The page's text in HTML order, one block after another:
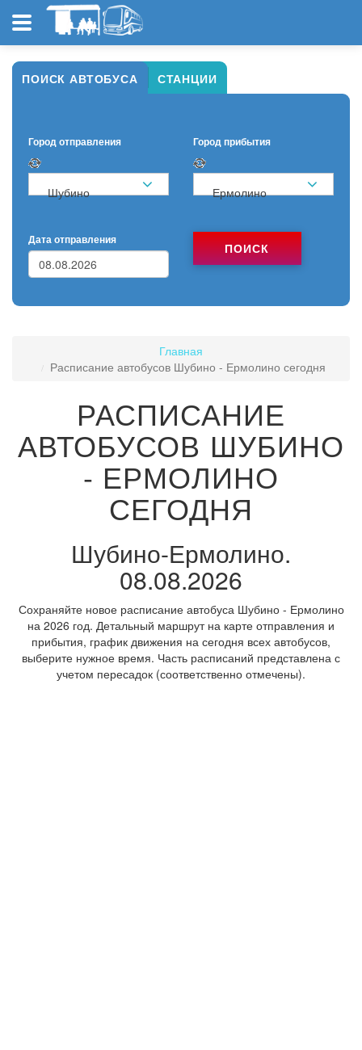
ПОИСК АВТОБУСА СТАНЦИИ
Город отправления
Шубино
Город прибытия
Ермолино
Дата отправления
ПОИСК
Главная
Расписание автобусов Шубино - Ермолино сегодня
РАСПИСАНИЕ
АВТОБУСОВ ШУБИНО
- ЕРМОЛИНО
СЕГОДНЯ
Шубино-Ермолино.
08.08.2026
Сохраняйте новое расписание автобуса Шубино - Ермолино
на 2026 год. Детальный маршрут на карте отправления и
прибытия, график движения на сегодня всех автобусов,
выберите нужное время. Часть расписаний представлена с
учетом пересадок (соответственно отмечены).